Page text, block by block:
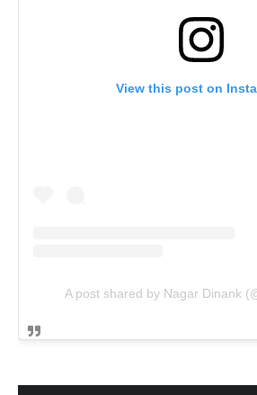
View this post on
A post shared by Nagar Dinank